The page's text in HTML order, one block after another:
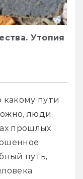
Утопия
пути
люди,
прошлых
путь,